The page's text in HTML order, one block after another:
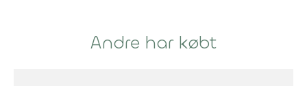
Andre har købt